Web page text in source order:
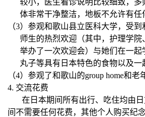
体非常干净整洁，地板不允许有任
（3）参观和歌山县立医科大学，受
师生的热烈欢迎（其中，护理学
举办了一次欢迎会）与她们在一起
丸子等具有日本特色的食物以及一
（4）参观了和歌山的group home和老
4. 交流花费
在日本期间所有出行、吃住均由
间不需要任何花费，其他个人购买纪